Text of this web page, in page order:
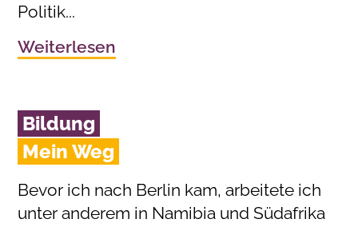
Politik...
Weiterlesen
Bildung
Mein Weg
Bevor ich nach Berlin kam, arbeitete ich
unter anderem in Namibia und Südafrika